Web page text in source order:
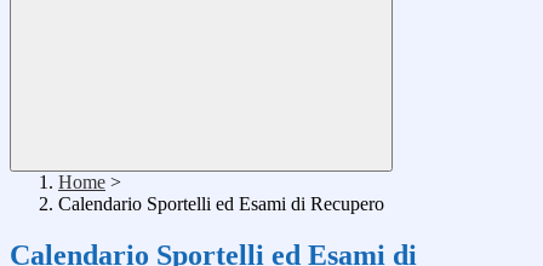
Home >
Calendario Sportelli ed Esami di Recupero
Calendario Sportelli ed Esami di